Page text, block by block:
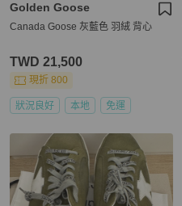
Golden Goose
Canada Goose 灰藍色 羽絨 背心
TWD 21,500
現折 800
狀況良好 本地 免運